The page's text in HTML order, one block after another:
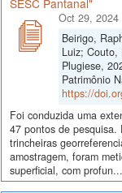
Oct 29, 2024
Beirigo,
Luiz; Couto,
Plugiese,
Patrimônio
https://
Foi conduzida uma
47 pontos de pesquisa.
trincheiras
amostragem, foram
superficial, com profun...